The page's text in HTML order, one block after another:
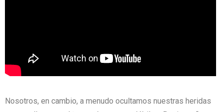
Nosotros, en cambio, a menudo ocultamos nuestras heridas